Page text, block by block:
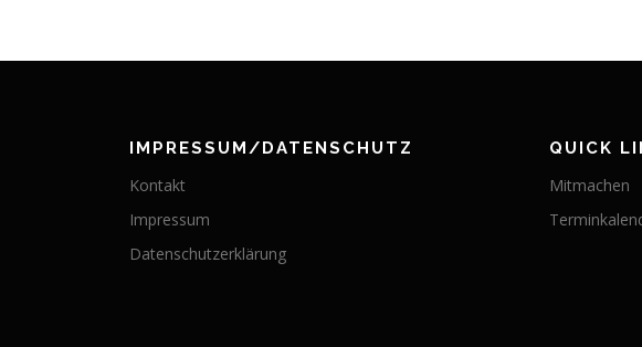
IMPRESSUM/DATENSCHUTZ
Kontakt
Impressum
Datenschutzerklärung
QUICK
Mitmachen